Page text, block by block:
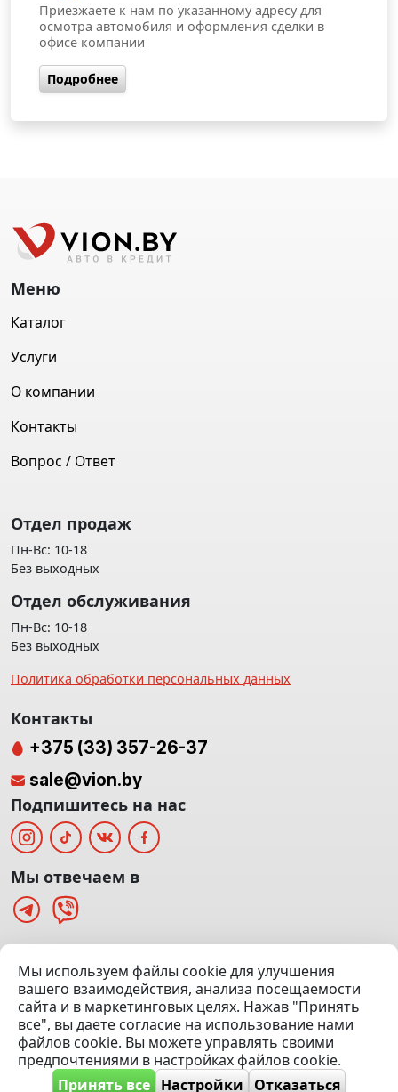
Приезжаете к нам по указанному адресу для
осмотра автомобиля и оформления сделки в
офисе компании
Подробнее
(Офис: 5 этаж | Осмотр авто: 5 этаж)
Посмотреть на карте
© 2020 — 2026 VION.BY — Продажа, выкуп и обмен | УНП
192961100 |Эвакуатор Минск
Меню
Каталог
Услуги
О компании
Контакты
Вопрос / Ответ
Отдел продаж
Пн-Вс: 10-18
Без выходных
Отдел обслуживания
Пн-Вс: 10-18
Без выходных
Политика обработки персональных данных
Мы используем файлы cookie для улучшения
вашего взаимодействия, анализа посещаемости
сайта и в маркетинговых целях. Нажав "Принять
все", вы даете согласие на использование нами
файлов cookie. Вы можете управлять своими
предпочтениями в настройках файлов cookie.
Принять все Настройки Отказаться
Контакты
+375 (33) 357-26-37
sale@vion.by
Подпишитесь на нас
Мы отвечаем в